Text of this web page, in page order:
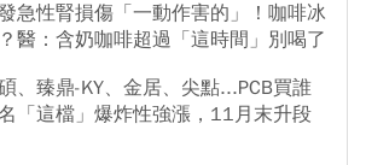
急性腎損傷「一動作害的」！咖啡冰
醫：含奶咖啡超過「這時間」別喝了
、臻鼎-KY、金居、尖點...PCB買誰
「這檔」爆炸性強漲，11月末升段